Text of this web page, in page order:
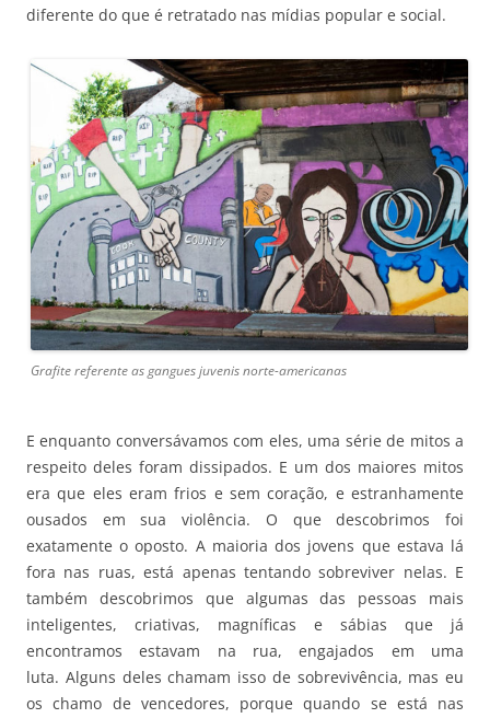
diferente do que é retratado nas mídias popular e social.
Grafite referente as gangues juvenis norte-americanas
E enquanto conversávamos com eles, uma série de mitos a
respeito deles foram dissipados. E um dos maiores mitos
era que eles eram frios e sem coração, e estranhamente
ousados em sua violência. O que descobrimos foi
exatamente o oposto. A maioria dos jovens que estava lá
fora nas ruas, está apenas tentando sobreviver nelas. E
também descobrimos que algumas das pessoas mais
inteligentes, criativas, magníficas e sábias que já
encontramos estavam na rua, engajados em uma
luta. Alguns deles chamam isso de sobrevivência, mas eu
os chamo de vencedores, porque quando se está nas